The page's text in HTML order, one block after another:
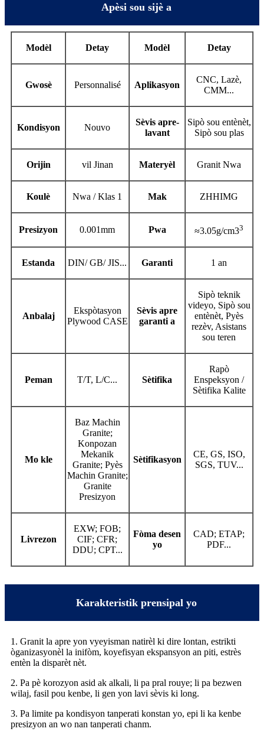
Apèsi sou sijè a
Modèl Detay Modèl Detay
Gwosè Personnalisé Aplikasyon
CNC, Lazè,
CMM...
Kondisyon Nouvo
Sèvis apre-
lavant
Sipò sou entènèt,
Sipò sou plas
Orijin vil Jinan Materyèl Granit Nwa
Koulè Nwa / Klas 1 Mak ZHHIMG
Presizyon 0.001mm Pwa ≈3.05g/cm33
Estanda DIN/ GB/ JIS... Garanti 1 an
Anbalaj
Ekspòtasyon
Plywood CASE
Sèvis apre
garanti a
Sipò teknik
videyo, Sipò sou
entènèt, Pyès
rezèv, Asistans
sou teren
Peman T/T, L/C... Sètifika
Rapò
Enspeksyon /
Sètifika Kalite
Mo kle
Baz Machin
Granite;
Konpozan
Mekanik
Granite; Pyès
Machin Granite;
Granite
Presizyon
Sètifikasyon
CE, GS, ISO,
SGS, TUV...
Livrezon
EXW; FOB;
CIF; CFR;
DDU; CPT...
Fòma desen
yo
CAD; ETAP;
PDF...
Karakteristik prensipal yo
1. Granit la apre yon vyeyisman natirèl ki dire lontan, estrikti
òganizasyonèl la inifòm, koyefisyan ekspansyon an piti, estrès
entèn la disparèt nèt.
2. Pa pè korozyon asid ak alkali, li pa pral rouye; li pa bezwen
wilaj, fasil pou kenbe, li gen yon lavi sèvis ki long.
3. Pa limite pa kondisyon tanperati konstan yo, epi li ka kenbe
presizyon an wo nan tanperati chanm.